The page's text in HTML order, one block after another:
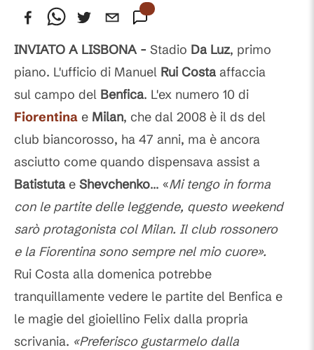
INVIATO A LISBONA - Stadio Da Luz, primo
piano. L'ufficio di Manuel Rui Costa affaccia
sul campo del Benfica. L'ex numero 10 di
Fiorentina e Milan, che dal 2008 è il ds del
club biancorosso, ha 47 anni, ma è ancora
asciutto come quando dispensava assist a
Batistuta e Shevchenko... «Mi tengo in forma
con le partite delle leggende, questo weekend
sarò protagonista col Milan. Il club rossonero
e la Fiorentina sono sempre nel mio cuore».
Rui Costa alla domenica potrebbe
tranquillamente vedere le partite del Benfica e
le magie del gioiellino Felix dalla propria
scrivania. «Preferisco gustarmelo dalla